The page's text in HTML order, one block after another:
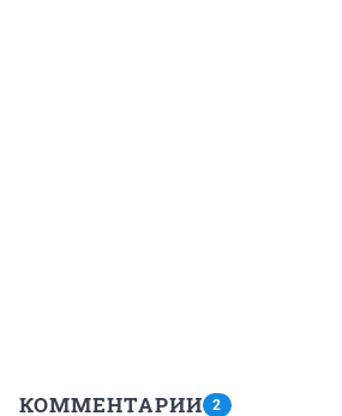
КОММЕНТАРИИ 2